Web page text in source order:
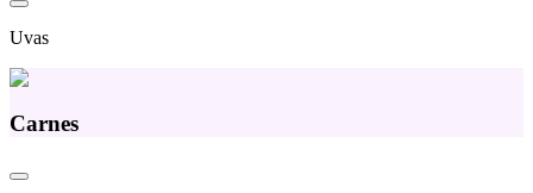
Uvas
Carnes